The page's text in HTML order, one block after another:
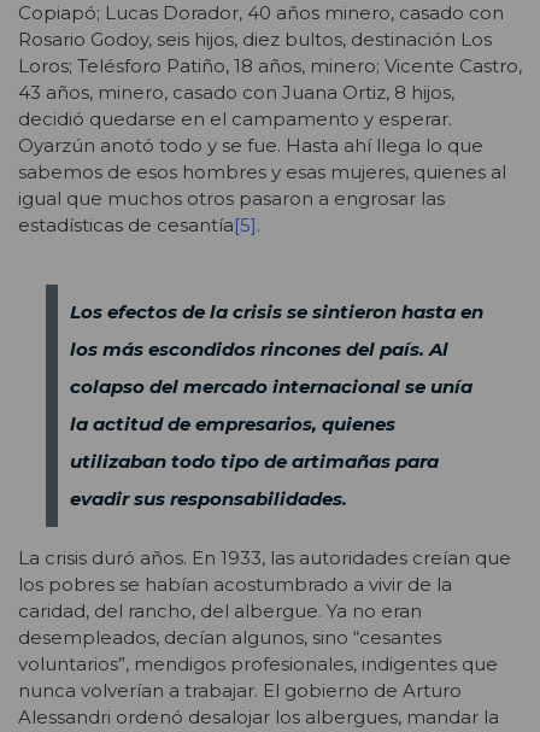
Copiapó; Lucas Dorador, 40 años minero, casado con
Rosario Godoy, seis hijos, diez bultos, destinación Los
Loros; Telésforo Patiño, 18 años, minero; Vicente Castro,
43 años, minero, casado con Juana Ortiz, 8 hijos,
decidió quedarse en el campamento y esperar.
Oyarzún anotó todo y se fue. Hasta ahí llega lo que
sabemos de esos hombres y esas mujeres, quienes al
igual que muchos otros pasaron a engrosar las
estadísticas de cesantía[5].
Los efectos de la crisis se sintieron hasta en
los más escondidos rincones del país. Al
colapso del mercado internacional se unía
la actitud de empresarios, quienes
utilizaban todo tipo de artimañas para
evadir sus responsabilidades.
La crisis duró años. En 1933, las autoridades creían que
los pobres se habían acostumbrado a vivir de la
caridad, del rancho, del albergue. Ya no eran
desempleados, decían algunos, sino “cesantes
voluntarios”, mendigos profesionales, indigentes que
nunca volverían a trabajar. El gobierno de Arturo
Alessandri ordenó desalojar los albergues, mandar la